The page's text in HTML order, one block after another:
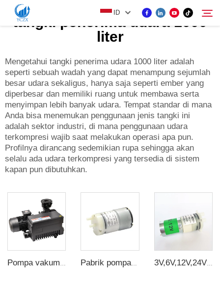
ID
PRODUK
TENTANG KAMI
BERITA
HUBUNGI KAMI
Cari
tangki penerima udara 1000
liter
Mengetahui tangki penerima udara 1000 liter adalah
seperti sebuah wadah yang dapat menampung sejumlah
besar udara sekaligus, hanya saja seperti ember yang
diperbesar dan memiliki ruang untuk membawa serta
menyimpan lebih banyak udara. Tempat standar di mana
Anda bisa menemukan penggunaan jenis tangki ini
adalah sektor industri, di mana penggunaan udara
terkompresi wajib saat melakukan operasi apa pun.
Profilnya dirancang sedemikian rupa sehingga akan
selalu ada udara terkompresi yang tersedia di sistem
kapan pun dibutuhkan.
Pompa vakum vane putar listrik industri 63m3/h 380v VN-0063-S untuk mesin CNC, milking, dan dental Pabrik pompa diafragma mini penjualan langsung pompa air diafragma mini 6v 4w 3V,6V,12V,24V dc mikro Pompa Vakum Membran Mini Pompa Udara Listrik Untuk mesin kopi penjernih air otomatis, dll.